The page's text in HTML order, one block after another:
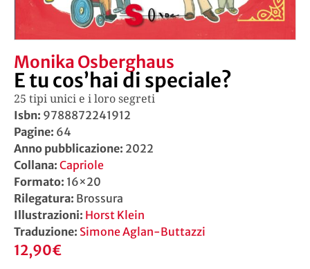
Monika Osberghaus
E tu cos’hai di speciale?
25 tipi unici e i loro segreti
Isbn: 9788872241912
Pagine: 64
Anno pubblicazione: 2022
Collana: Capriole
Formato: 16×20
Rilegatura: Brossura
Illustrazioni: Horst Klein
Traduzione: Simone Aglan-Buttazzi
12,90€